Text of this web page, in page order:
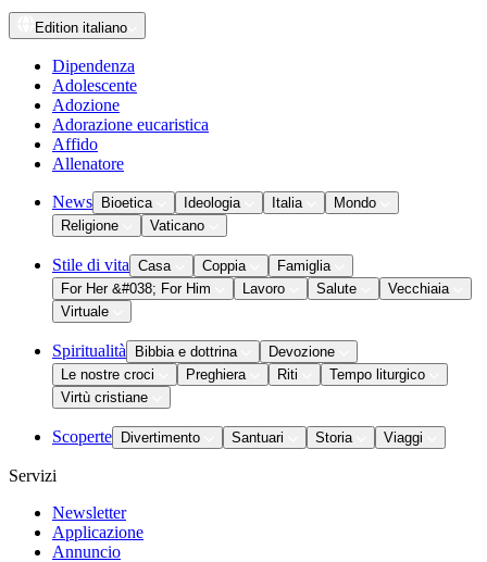
Edition italiano
Dipendenza
Adolescente
Adozione
Adorazione eucaristica
Affido
Allenatore
News Bioetica Ideologia Italia
Mondo
Religione
Vaticano
Stile di vita Casa Coppia
Famiglia
For Her &#038; For Him
Lavoro Salute
Vecchiaia
Virtuale
Spiritualità Bibbia e dottrina
Devozione
Le nostre croci
Preghiera Riti
Tempo liturgico
Virtù cristiane
Scoperte Divertimento Santuari Storia Viaggi
Servizi
Newsletter
Applicazione
Annuncio